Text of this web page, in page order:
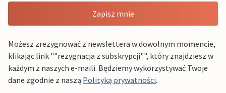
Zapisz mnie
Możesz zrezygnować z newslettera w dowolnym momencie,
klikając link ""rezygnacja z subskrypcji"", który znajdziesz w
każdym z naszych e-maili. Będziemy wykorzystywać Twoje
dane zgodnie z naszą Polityką prywatności.